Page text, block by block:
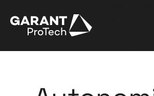
prie